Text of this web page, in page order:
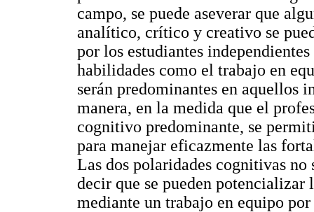
campo, se puede aseverar que
analítico, crítico y creativo se
por los estudiantes
habilidades como el trabajo en
serán predominantes en aquellos
manera, en la medida que el
cognitivo predominante, se
para manejar eficazmente las
Las dos polaridades cognitivas
decir que se pueden potencializar
mediante un trabajo en equipo